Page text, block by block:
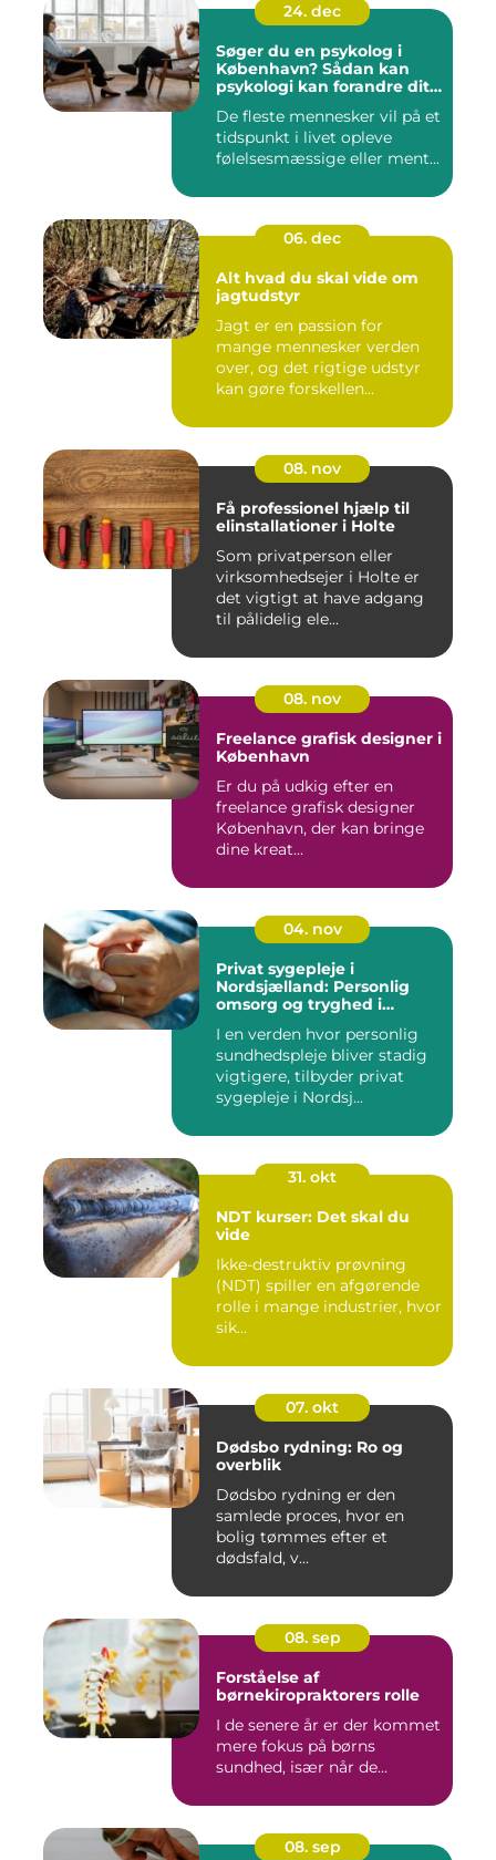
24. dec
Søger du en psykolog i
København? Sådan kan
psykologi kan forandre dit
De fleste mennesker vil på et
tidspunkt i livet opleve
følelsesmæssige eller ment...
06. dec
Alt hvad du skal vide om
jagtudstyr
Jagt er en passion for
mange mennesker verden
over, og det rigtige udstyr
kan gøre forskellen...
08. nov
Få professionel hjælp til
elinstallationer i Holte
Som privatperson eller
virksomhedsejer i Holte er
det vigtigt at have adgang
til pålidelig ele...
08. nov
Freelance grafisk designer i
København
Er du på udkig efter en
freelance grafisk designer
København, der kan bringe
dine kreat...
04. nov
Privat sygepleje i
Nordsjælland: Personlig
omsorg og tryghed i
I en verden hvor personlig
sundhedspleje bliver stadig
vigtigere, tilbyder privat
sygepleje i Nordsj...
31. okt
NDT kurser: Det skal du
vide
Ikke-destruktiv prøvning
(NDT) spiller en afgørende
rolle i mange industrier, hvor
sik...
07. okt
Dødsbo rydning: Ro og
overblik
Dødsbo rydning er den
samlede proces, hvor en
bolig tømmes efter et
dødsfald, v...
08. sep
Forståelse af
børnekiropraktorers rolle
I de senere år er der kommet
mere fokus på børns
sundhed, især når de...
08. sep